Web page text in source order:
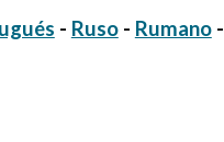
- Ruso- Rumano-